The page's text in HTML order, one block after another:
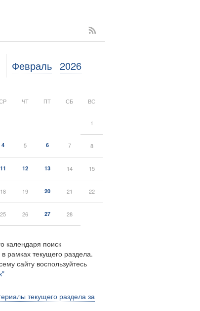
Февраль 2026
ЧТ ПТ СБ ВС
1
4 5 6 7 8
11 12 13 14 15
18 19 20 21 22
25 26 27 28
календаря поиск
рамках текущего раздела.
сайту воспользуйтесь
текущего раздела за